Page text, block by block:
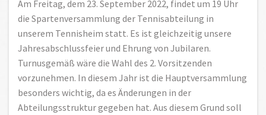
Am Freitag, dem 23. September 2022, findet um 19 Uhr
die Spartenversammlung der Tennisabteilung in
unserem Tennisheim statt. Es ist gleichzeitig unsere
Jahresabschlussfeier und Ehrung von Jubilaren.
Turnusgemäß wäre die Wahl des 2. Vorsitzenden
vorzunehmen. In diesem Jahr ist die Hauptversammlung
besonders wichtig, da es Änderungen in der
Abteilungsstruktur gegeben hat. Aus diesem Grund soll